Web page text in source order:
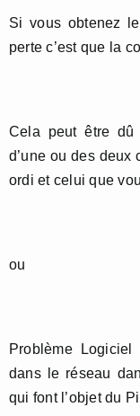
Si vous obtenez
perte c’est que la
Cela peut être dû
d’une ou des deux
ordi et celui que
ou
Problème
dans le réseau
qui font l’objet du